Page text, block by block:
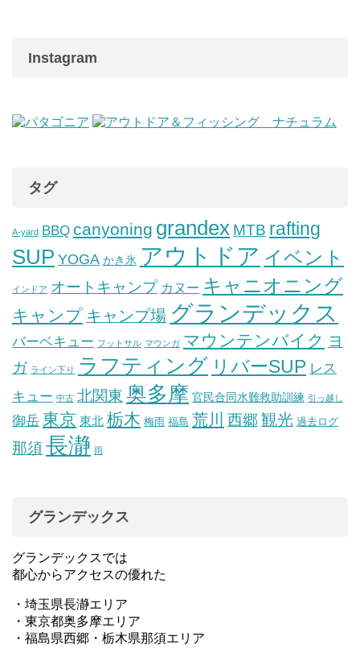
Instagram
タグ
A-yard BBQ canyoning grandex MTB rafting
SUP YOGA かき氷 アウトドア イベント
インドア オートキャンプ カヌー キャニオニング
キャンプ キャンプ場 グランデックス
バーベキュー フットサル マウンガ マウンテンバイク ヨ
ガ ライン下り ラフティング リバーSUP レス
キュー 中古 北関東 奥多摩 官民合同水難救助訓練 引っ越し
御岳 東京 東北 栃木 梅雨 福島 荒川 西郷観光 過去ログ
那須長瀞 雨
グランデックス
グランデックスでは
都心からアクセスの優れた
・埼玉県長瀞エリア
・東京都奥多摩エリア
・福島県西郷・栃木県那須エリア